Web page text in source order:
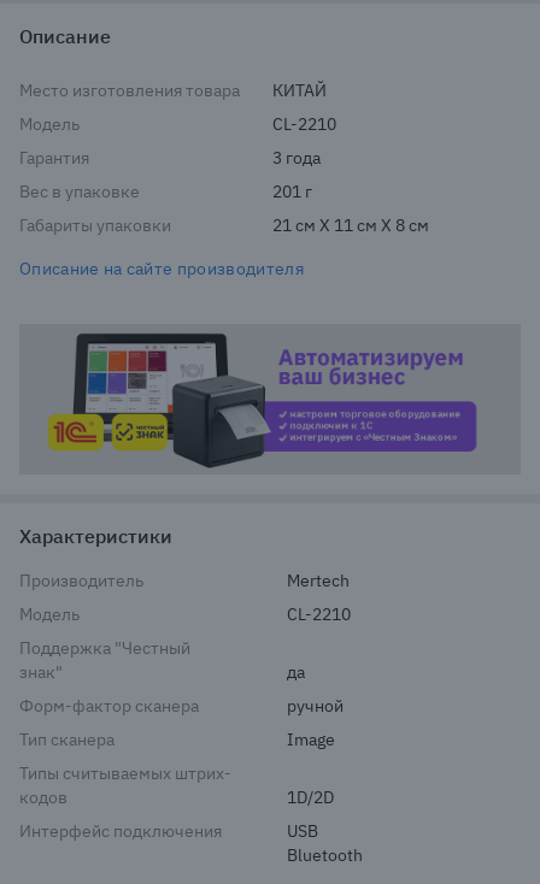
Описание
Место изготовления товара
КИТАЙ
Модель
CL-2210
Гарантия
3 года
Вес в упаковке
201 г
Габариты упаковки
21 см X 11 см X 8 см
Описание на сайте производителя
Характеристики
Производитель
Mertech
Модель
CL-2210
Поддержка "Честный
знак"
да
Форм-фактор сканера
ручной
Тип сканера
Image
Типы считываемых штрих-
кодов
1D/2D
Интерфейс подключения
USB
Bluetooth